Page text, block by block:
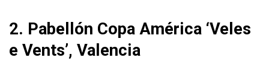
2. Pabellón Copa América ‘Veles
e Vents’, Valencia